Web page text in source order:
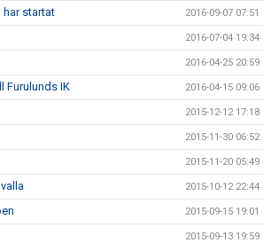
startat 2016-09-07 07:51
2016-07-04 19:34
2016-04-25 20:59
Furulunds IK 2016-04-15 09:06
2015-12-12 17:18
2015-11-30 06:52
2015-11-20 05:49
2015-10-12 22:44
2015-09-15 19:01
2015-09-13 19:59